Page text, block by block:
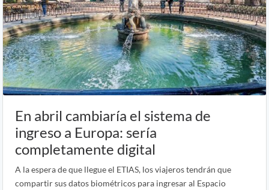
En abril cambiaría el sistema de
ingreso a Europa: sería
completamente digital
A la espera de que llegue el ETIAS, los viajeros tendrán que
compartir sus datos biométricos para ingresar al Espacio